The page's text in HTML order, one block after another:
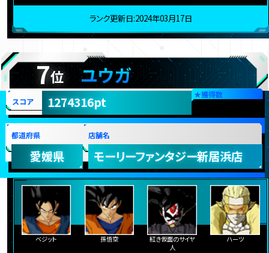
ランク更新日:2024年03月17日
7位 ユウガ
★獲得数
スコア 1274316pt
都道府県
愛媛県
店舗名
モーリーファンタジー新居浜店
ベジット 孫悟空
紅き仮面のサイヤ
人
ハーツ